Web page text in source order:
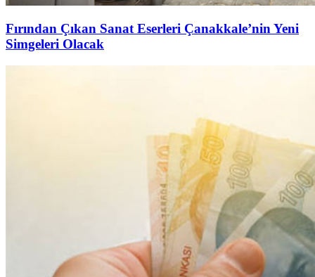
Fırından Çıkan Sanat Eserleri Çanakkale’nin Yeni
Simgeleri Olacak